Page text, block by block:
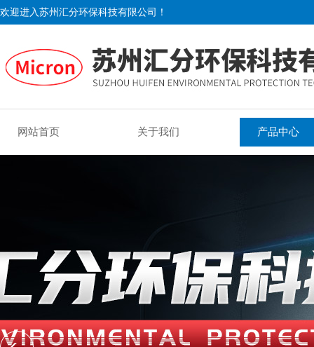
欢迎进入苏州汇分环保科技有限公司！
网站首页 关于我们 产品中心